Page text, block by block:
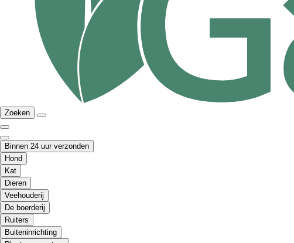
Zoeken
Binnen 24 uur verzonden
Hond
Kat
Dieren
Veehouderij
De boerderij
Ruiters
Buiteninrichting